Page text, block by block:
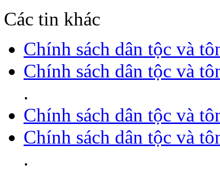
Các tin khác
Chính sách dân tộc và
Chính sách dân tộc và
.
Chính sách dân tộc và
Chính sách dân tộc và
.